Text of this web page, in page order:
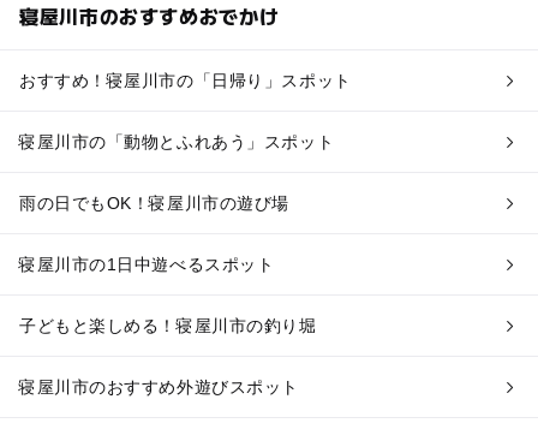
寝屋川市のおすすめおでかけ
おすすめ！寝屋川市の「日帰り」スポット
寝屋川市の「動物とふれあう」スポット
雨の日でもOK！寝屋川市の遊び場
寝屋川市の1日中遊べるスポット
子どもと楽しめる！寝屋川市の釣り堀
寝屋川市のおすすめ外遊びスポット